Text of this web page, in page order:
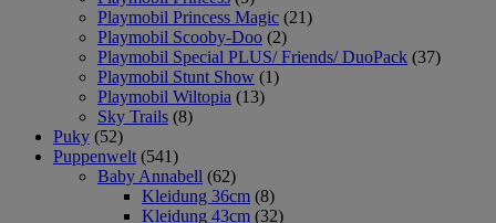
Playmobil Princess Magic (21)
Playmobil Scooby-Doo (2)
Playmobil Special PLUS/ Friends/ DuoPack (37)
Playmobil Stunt Show (1)
Playmobil Wiltopia (13)
Sky Trails (8)
Puky (52)
Puppenwelt (541)
Baby Annabell (62)
Kleidung 36cm (8)
Kleidung 43cm (32)